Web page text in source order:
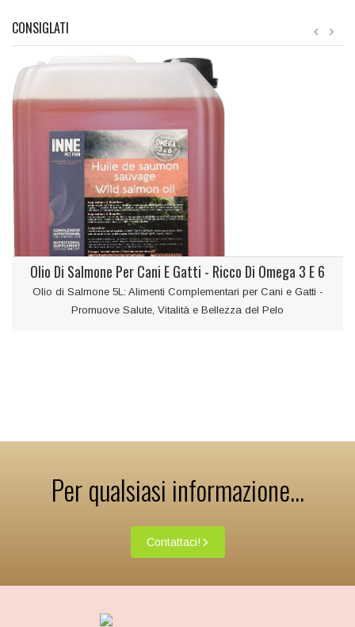
CONSIGLATI
Olio Di Salmone Per Cani E Gatti - Ricco Di Omega 3 E 6
Olio di Salmone 5L: Alimenti Complementari per Cani e Gatti -
Promuove Salute, Vitalità e Bellezza del Pelo
Per qualsiasi informazione...
Contattaci!